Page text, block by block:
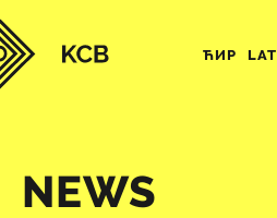
ЋИР LAT
NEWS